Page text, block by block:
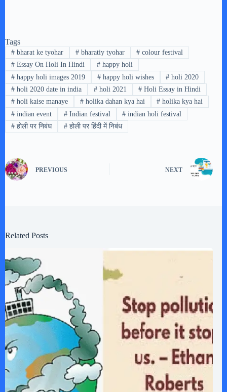
Tags
#bharat ke tyohar #bharatiy tyohar # colour festival
#Essay On Holi In Hindi #happy holi
#happy holi images 2019 #happy holi wishes # holi 2020
#holi 2020 date in india #holi 2021 # Holi Essay in Hindi
#holi kaise manaye #holika dahan kya hai # holika kya hai
#indian event #Indian festival # indian holi festival
#होली पर निबंध #होली पर हिंदी में निबंध
PREVIOUS NEXT
Related Posts